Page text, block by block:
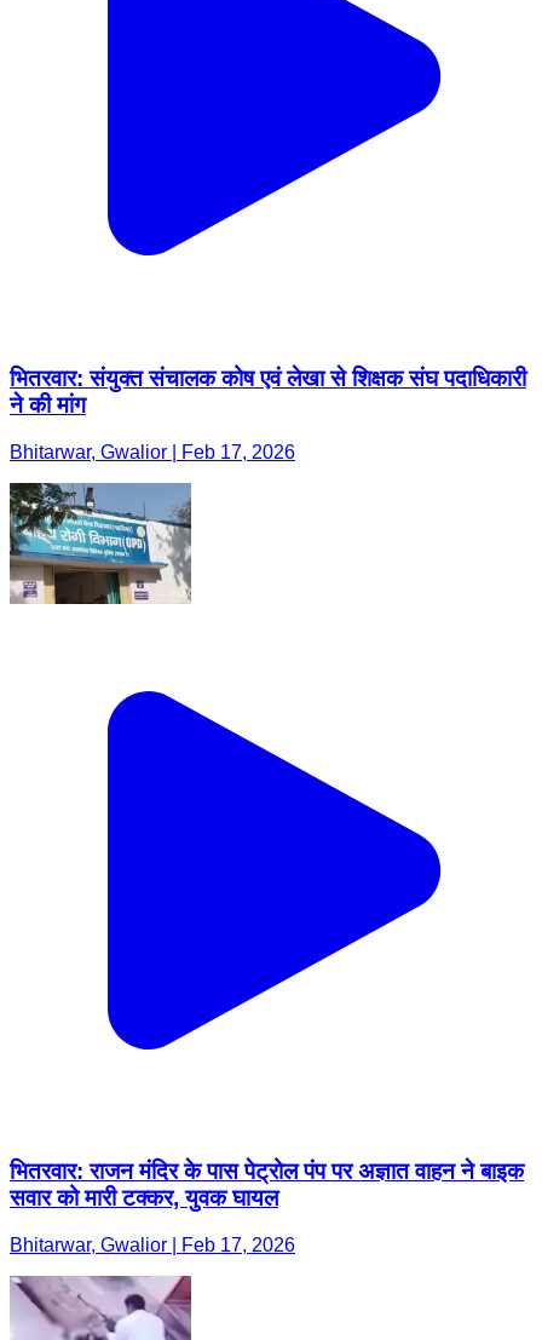
भितरवार: संयुक्त संचालक कोष एवं लेखा से शिक्षक संघ पदाधिकारी
ने की मांग
Bhitarwar, Gwalior | Feb 17, 2026
भितरवार: राजन मंदिर के पास पेट्रोल पंप पर अज्ञात वाहन ने बाइक
सवार को मारी टक्कर, युवक घायल
Bhitarwar, Gwalior | Feb 17, 2026